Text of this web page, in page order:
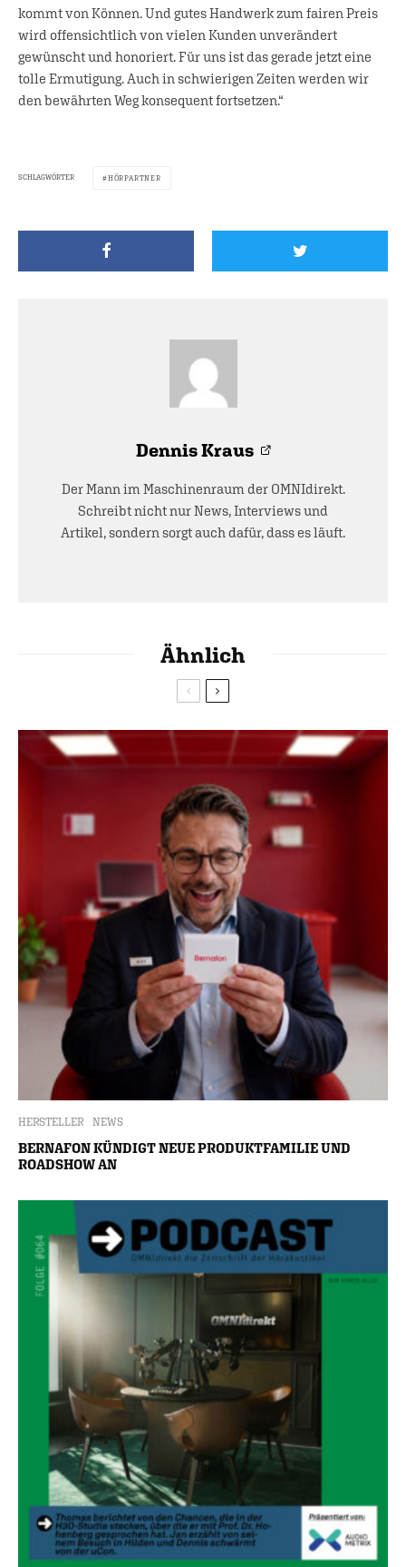
kommt von Können. Und gutes Handwerk zum fairen Preis
wird offensichtlich von vielen Kunden unverändert
gewünscht und honoriert. Für uns ist das gerade jetzt eine
tolle Ermutigung. Auch in schwierigen Zeiten werden wir
den bewährten Weg konsequent fortsetzen.“
SCHLAGWÖRTER HÖRPARTNER
Dennis Kraus
Der Mann im Maschinenraum der OMNIdirekt.
Schreibt nicht nur News, Interviews und
Artikel, sondern sorgt auch dafür, dass es läuft.
Ähnlich
HERSTELLER NEWS
BERNAFON KÜNDIGT NEUE PRODUKTFAMILIE UND
ROADSHOW AN